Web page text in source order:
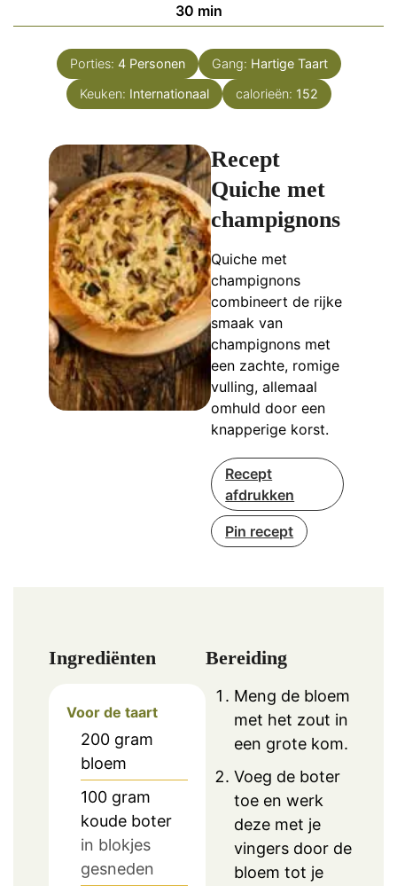
30minuten
min
Porties: 4 Personen Gang: Hartige Taart
Keuken: Internationaal calorieën: 152
Recept
Quiche met
champignons
Quiche met
champignons
combineert de rijke
smaak van
champignons met
een zachte, romige
vulling, allemaal
omhuld door een
knapperige korst.
Recept
afdrukken
Pin recept
Ingrediënten
Voor de taart
200 gram
bloem
100 gram
koude boter
in blokjes
gesneden
Bereiding
Meng de bloem
met het zout in
een grote kom.
Voeg de boter
toe en werk
deze met je
vingers door de
bloem tot je